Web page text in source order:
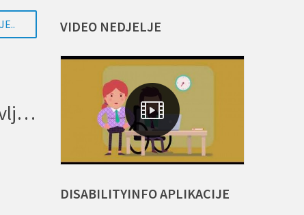
Danska se izvinila ljudima s invaliditetom zbog jezivih državnih zlostavljanja
VIDEO NEDJELJE
DISABILITYINFOAPLIKACIJE